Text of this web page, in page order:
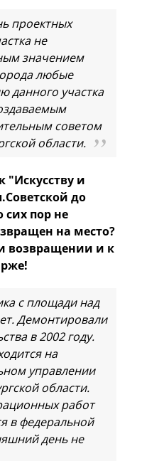
проектных
не
значением
любые
данного участка
советом
области.
"Искусству и
до
пор не
на место?
возвращении и к
с площади над
Демонтировали
в 2002 году.
на
управлении
области.
работ
в федеральной
день не